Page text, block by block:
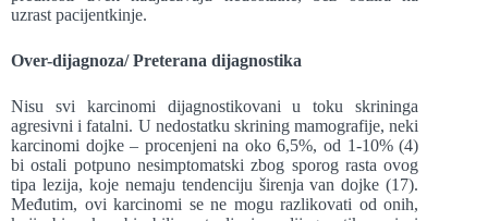
uzrast pacijentkinje.
Over-dijagnoza/ Preterana dijagnostika
Nisu svi karcinomi dijagnostikovani u toku skrininga
agresivni i fatalni. U nedostatku skrining mamografije, neki
karcinomi dojke – procenjeni na oko 6,5%, od 1-10% (4)
bi ostali potpuno nesimptomatski zbog sporog rasta ovog
tipa lezija, koje nemaju tendenciju širenja van dojke (17).
Međutim, ovi karcinomi se ne mogu razlikovati od onih,